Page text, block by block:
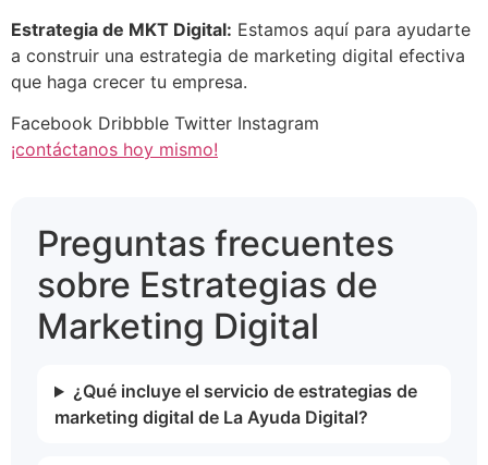
Estrategia de MKT Digital: Estamos aquí para ayudarte
a construir una estrategia de marketing digital efectiva
que haga crecer tu empresa.
Facebook Dribbble Twitter Instagram
¡contáctanos hoy mismo!
Preguntas frecuentes
sobre Estrategias de
Marketing Digital
¿Qué incluye el servicio de estrategias de
marketing digital de La Ayuda Digital?